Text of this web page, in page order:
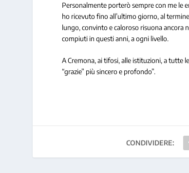
Personalmente porterò sempre con me le
ho ricevuto fino all’ultimo giorno, al
lungo, convinto e caloroso risuona ancora
compiuti in questi anni, a ogni livello.
A Cremona, ai tifosi, alle istituzioni, a tutte
“grazie” più sincero e profondo”.
CONDIVIDERE: